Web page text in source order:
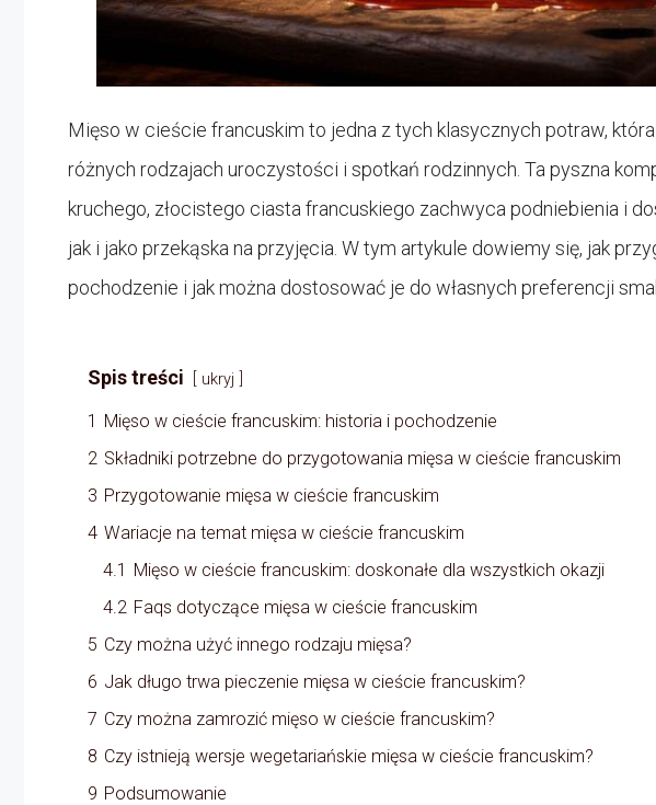
Mięso w cieście francuskim to jedna z tych klasycznych potraw,
różnych rodzajach uroczystości i spotkań rodzinnych. Ta pyszna
kruchego, złocistego ciasta francuskiego zachwyca podniebienia i
jak i jako przekąska na przyjęcia. W tym artykule dowiemy się, jak
pochodzenie i jak można dostosować je do własnych preferencji
Spis treści ukryj
1 Mięso w cieście francuskim: historia i pochodzenie
2 Składniki potrzebne do przygotowania mięsa w cieście francuskim
3 Przygotowanie mięsa w cieście francuskim
4 Wariacje na temat mięsa w cieście francuskim
4.1 Mięso w cieście francuskim: doskonałe dla wszystkich okazji
4.2 Faqs dotyczące mięsa w cieście francuskim
5 Czy można użyć innego rodzaju mięsa?
6 Jak długo trwa pieczenie mięsa w cieście francuskim?
7 Czy można zamrozić mięso w cieście francuskim?
8 Czy istnieją wersje wegetariańskie mięsa w cieście francuskim?
9 Podsumowanie